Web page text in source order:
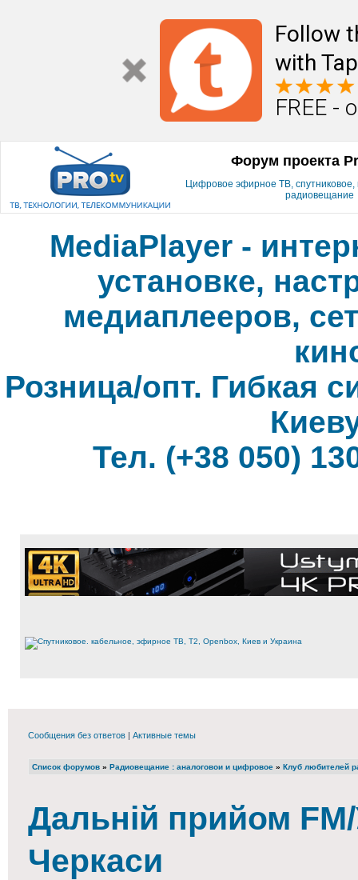
Follow
with
FREE -
Форум проекта
Цифровое эфирное ТВ, спутниковое,
радиовещание
MediaPlayer -
установке,
медиаплееров,
Розница/опт. Гибкая
Тел. (+38 050)
Сообщения без ответов | Активные темы
Список форумов » Радиовещание : аналоговои и цифровое » Клуб любителей
Дальній прийом
Черкаси